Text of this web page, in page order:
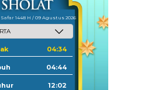
1448 H / 09 Agustus 2026
04:34
04:44
12:02